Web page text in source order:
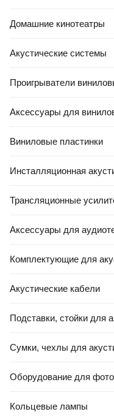
Домашние кинотеатры
Акустические системы
Проигрыватели
Аксессуары для
Виниловые пластинки
Инсталляционная
Трансляционные
Аксессуары для
Комплектующие для
Акустические кабели
Подставки, стойки для
Сумки, чехлы для
Оборудование для
Кольцевые лампы